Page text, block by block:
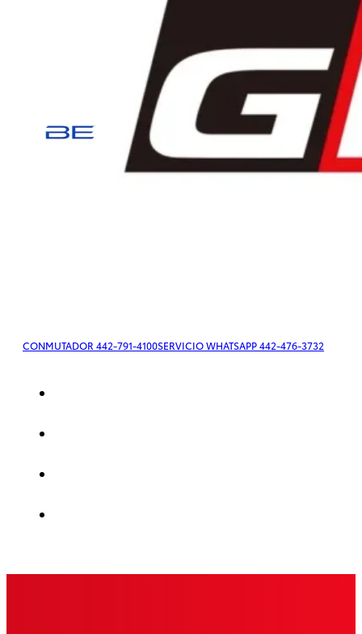
Tacoma
2026
2026
CONMUTADOR 442-791-4100SERVICIO WHATSAPP 442-476-3732